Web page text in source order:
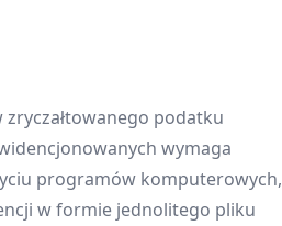
podatku
wymaga
programów komputerowych,
w formie jednolitego pliku